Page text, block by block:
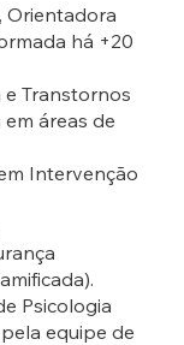
Orientadora
há +20
e Transtornos
áreas de
Intervenção
Psicologia
equipe de